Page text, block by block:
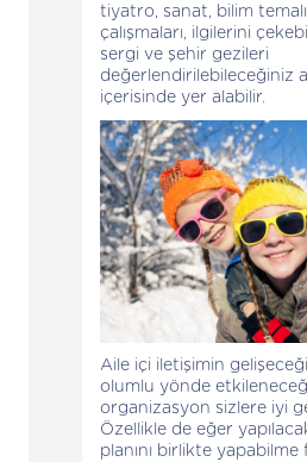
tiyatro, sanat, bilim
çalışmaları, ilgilerini
sergi ve şehir gezileri
değerlendirilebileceğiniz
içerisinde yer alabilir.
Aile içi iletişimin
olumlu yönde
organizasyon sizlere iyi
Özellikle de eğer
planını birlikte yapabilme